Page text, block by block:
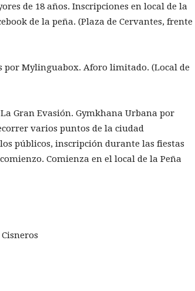
de 18 años. Inscripciones en local de la
de la peña. (Plaza de Cervantes, frente
por Mylinguabox. Aforo limitado. (Local de
La Gran Evasión. Gymkhana Urbana por
varios puntos de la ciudad
públicos, inscripción durante las fiestas
Comienza en el local de la Peña
Cisneros